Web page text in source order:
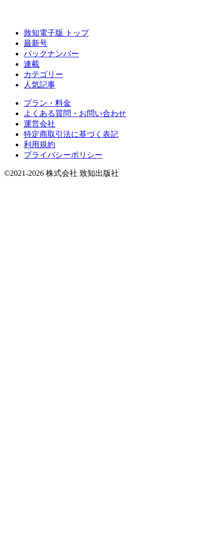
致知電子版 トップ
最新号
バックナンバー
連載
カテゴリー
人気記事
プラン・料金
よくある質問・お問い合わせ
運営会社
特定商取引法に基づく表記
利用規約
プライバシーポリシー
©2021-2026 株式会社 致知出版社